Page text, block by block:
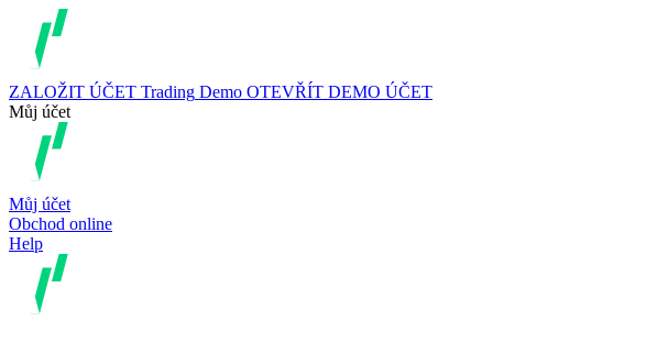
ZALOŽIT ÚČET Trading Demo OTEVŘÍT DEMO ÚČET
Můj účet
Můj účet
Obchod online
Help